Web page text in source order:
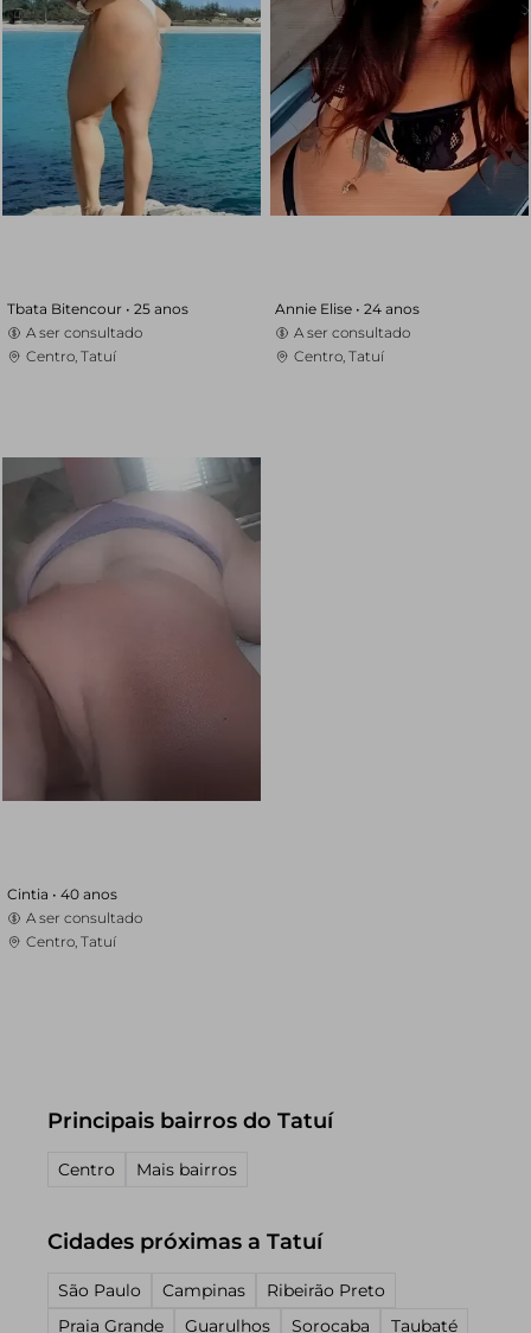
Tbata Bitencour • 25 anos
A ser consultado
Centro, Tatuí
Annie Elise • 24 anos
A ser consultado
Centro, Tatuí
Cintia • 40 anos
A ser consultado
Centro, Tatuí
Principais bairros do Tatuí
Centro Mais bairros
Cidades próximas a Tatuí
São Paulo Campinas
Ribeirão Preto
Praia Grande
Guarulhos Sorocaba Taubaté